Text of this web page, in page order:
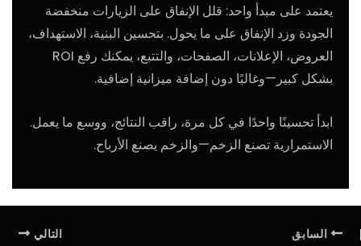
يعتمد على مبدأ واحد: قلل الإنفاق على الزيارات منخفضة
الجودة وزد الإنفاق على ما يحول. بتحسين البنية، الاستهداف،
العروض، الإعلانات، الصفحات، والتتبع، يمكنك رفع ROI
بشكل كبير—وغالبًا دون إضافة ميزانية إضافية.
ابدأ تحسينًا واحدًا في كل مرة، راقب النتائج، ووسع ما يعمل.
الاستمرارية تصنع الزخم—والزخم يصنع الأرباح.
السابق التالي